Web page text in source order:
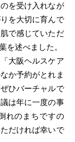
を受け入れなが
を大切に育んで
で感じていただ
を述べました。
大阪ヘルスケア
か予約がとれま
ひバーチャルで
は年に一度の事
れのまちですの
だければ幸いで